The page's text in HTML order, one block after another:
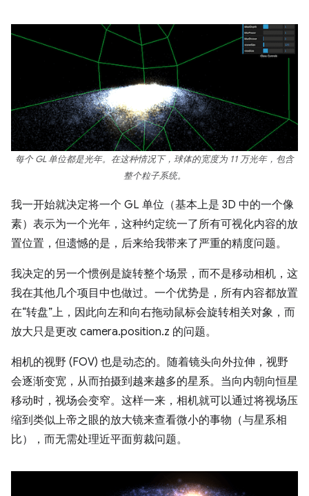
每个 GL 单位都是光年。在这种情况下，球体的宽度为 11 万光年，包含
整个粒子系统。
我一开始就决定将一个 GL 单位（基本上是 3D 中的一个像
素）表示为一个光年，这种约定统一了所有可视化内容的放
置位置，但遗憾的是，后来给我带来了严重的精度问题。
我决定的另一个惯例是旋转整个场景，而不是移动相机，这
我在其他几个项目中也做过。一个优势是，所有内容都放置
在“转盘”上，因此向左和向右拖动鼠标会旋转相关对象，而
放大只是更改 camera.position.z 的问题。
相机的视野 (FOV) 也是动态的。随着镜头向外拉伸，视野
会逐渐变宽，从而拍摄到越来越多的星系。当向内朝向恒星
移动时，视场会变窄。这样一来，相机就可以通过将视场压
缩到类似上帝之眼的放大镜来查看微小的事物（与星系相
比），而无需处理近平面剪裁问题。